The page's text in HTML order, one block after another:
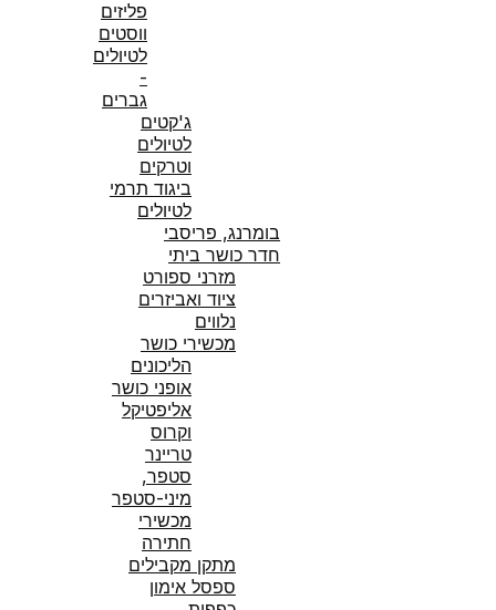
פליזים
ווסטים
לטיולים
-
גברים
ג'קטים
לטיולים
וטרקים
ביגוד תרמי
לטיולים
בומרנג, פריסבי
חדר כושר ביתי
מזרני ספורט
ציוד ואביזרים
נלווים
מכשירי כושר
הליכונים
אופני כושר
אליפטיקל
וקרוס
טריינר
סטפר,
מיני-סטפר
מכשירי
חתירה
מתקן מקבילים
ספסל אימון